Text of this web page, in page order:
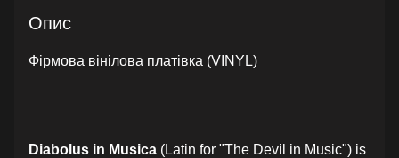
Опис
Фірмова вінілова платівка (VINYL)
Diabolus in Musica (Latin for "The Devil in Music") is